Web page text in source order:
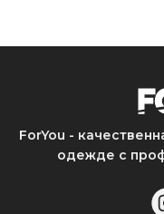
ForYou -
одежде с